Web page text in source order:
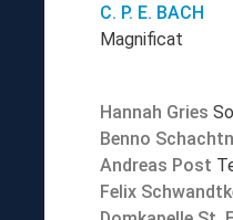
C. P. E. BACH
Magnificat
Hannah Gries
Benno
Andreas Post
Felix